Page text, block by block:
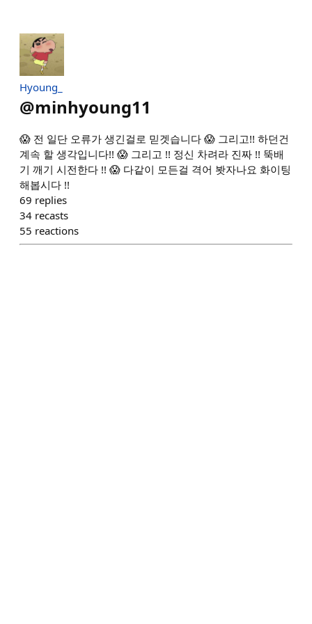
Hyoung_
@minhyoung11
😱 전 일단 오류가 생긴걸로 믿겟습니다 😱 그리고!! 하던건
계속 할 생각입니다!! 😱 그리고 !! 정신 차려라 진짜 !! 뚝배
기 깨기 시전한다 !! 😱 다같이 모든걸 격어 봣자나요 화이팅
해봅시다 !!
69 replies
34 recasts
55 reactions